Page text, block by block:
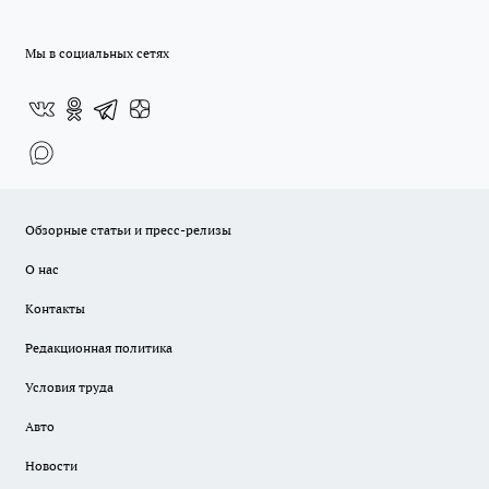
Мы в социальных сетях
Обзорные статьи и пресс-релизы
О нас
Контакты
Редакционная политика
Условия труда
Авто
Новости